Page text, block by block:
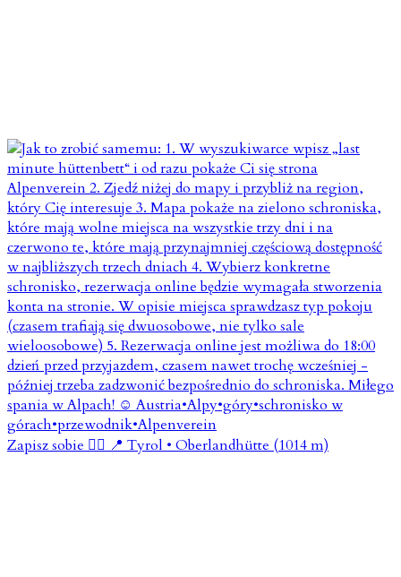
Zapisz sobie 👇🏼 📍 Tyrol • Oberlandhütte (1014 m)